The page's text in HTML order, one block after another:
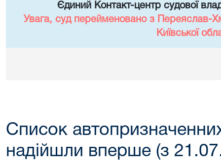
Єдиний Контакт-центр судової
Увага, суд перейменовано з Переяслав-
Київської
Список
надійшли вперше (з